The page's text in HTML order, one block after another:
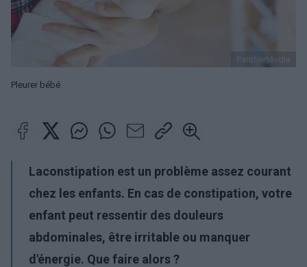
Pleurer bébé
Laconstipation est un problème assez courant
chez les enfants. En cas de constipation, votre
enfant peut ressentir des douleurs
abdominales, être irritable ou manquer
d'énergie. Que faire alors ?